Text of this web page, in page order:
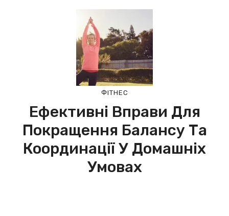
ФІТНЕС
Ефективні Вправи Для
Покращення Балансу Та
Координації У Домашніх
Умовах